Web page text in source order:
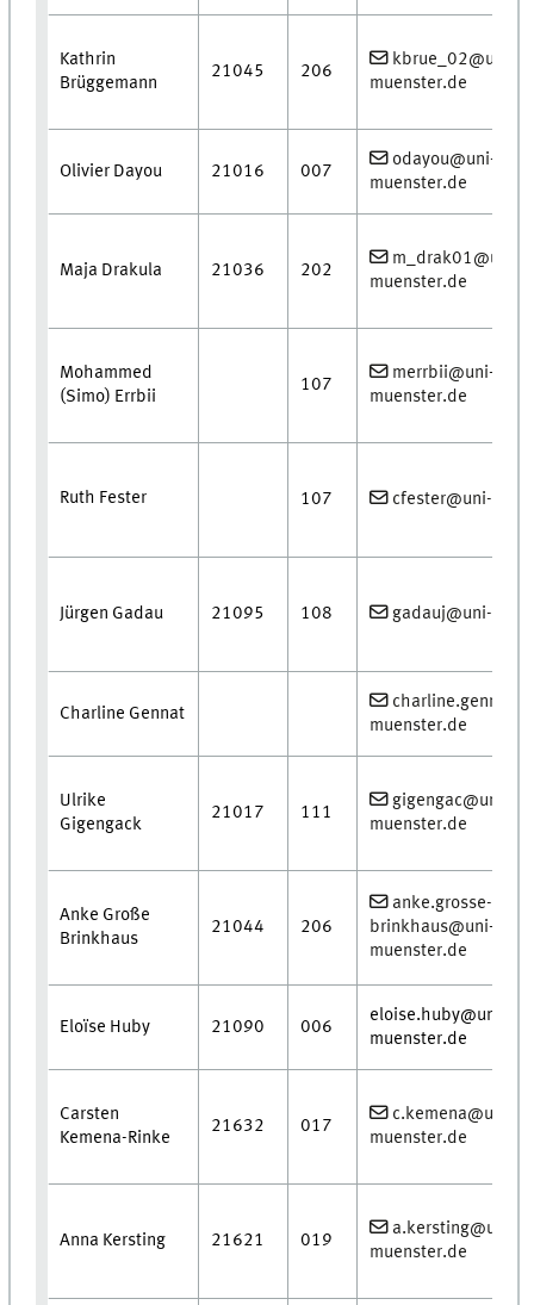
Kathrin
Brüggemann
21045 206
kbrue_02@uni-
muenster.de
Olivier Dayou 21016 007
odayou@uni-
muenster.de
Maja Drakula 21036 202
m_drak01@uni-
muenster.de
Mohammed
(Simo) Errbii
107
merrbii@uni-
muenster.de
Ruth Fester 107 cfester@uni-
Jürgen Gadau 21095 108 gadauj@uni-
Charline Gennat
muenster.de
Ulrike
Gigengack
21017 111
gigengac@uni-
muenster.de
Anke Große
Brinkhaus
21044 206
anke.grosse-
brinkhaus@uni-
muenster.de
Eloïse Huby 21090 006
eloise.huby@uni-
muenster.de
Carsten
Kemena-Rinke
21632 017
c.kemena@uni-
muenster.de
Anna Kersting 21621 019
a.kersting@uni-
muenster.de